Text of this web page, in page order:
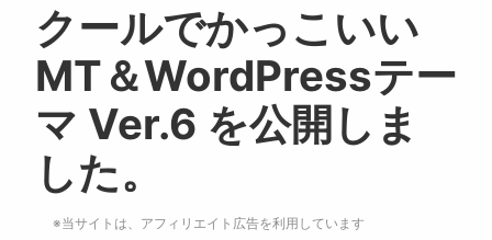
クールでかっこいい
MT＆WordPressテー
マ Ver.6 を公開しま
した。
※当サイトは、アフィリエイト広告を利用しています